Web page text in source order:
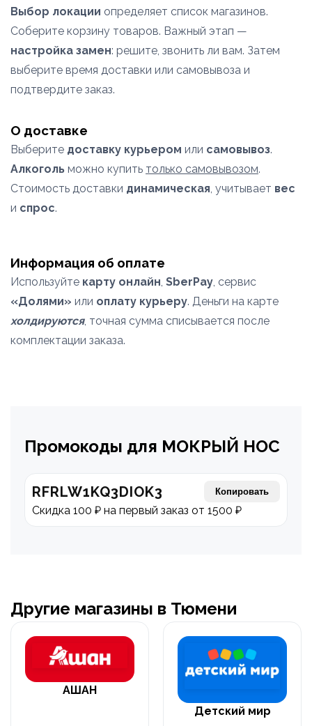
Выбор локации определяет список магазинов.
Соберите корзину товаров. Важный этап —
настройка замен: решите, звонить ли вам. Затем
выберите время доставки или самовывоза и
подтвердите заказ.
О доставке
Выберите доставку курьером или самовывоз.
Алкоголь можно купить только самовывозом.
Стоимость доставки динамическая, учитывает вес
и спрос.
Информация об оплате
Используйте карту онлайн, SberPay, сервис
«Долями» или оплату курьеру. Деньги на карте
холдируются, точная сумма списывается после
комплектации заказа.
Промокоды для МОКРЫЙ НОС
RFRLW1KQ3DIOK3 Копировать
Скидка 100 ₽ на первый заказ от 1500 ₽
Другие магазины в Тюмени
АШАН
Детский мир